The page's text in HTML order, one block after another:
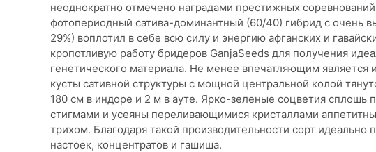
неоднократно отмечено наградами престижных
фотопериодный сатива-доминантный (60/40) гибрид с очень
29%) воплотил в себе всю силу и энергию афганских и
кропотливую работу бридеров GanjaSeeds для получения
генетического материала. Не менее впечатляющим
кусты сативной структуры с мощной центральной колой
180 см в индоре и 2 м в ауте. Ярко-зеленые соцветия
стигмами и усеяны переливающимися кристаллами
трихом. Благодаря такой производительности сорт идеально
настоек, концентратов и гашиша.